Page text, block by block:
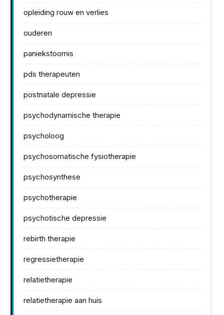
opleiding rouw en verlies
ouderen
paniekstoornis
pds therapeuten
postnatale depressie
psychodynamische therapie
psycholoog
psychosomatische fysiotherapie
psychosynthese
psychotherapie
psychotische depressie
rebirth therapie
regressietherapie
relatietherapie
relatietherapie aan huis